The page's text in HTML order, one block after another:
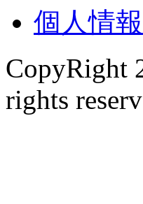
個人情報
CopyRight
rights